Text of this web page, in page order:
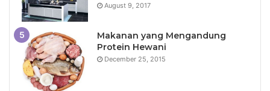
August 9, 2017
Makanan yang Mengandung
Protein Hewani
December 25, 2015